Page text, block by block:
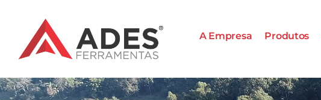
A Empresa Produtos